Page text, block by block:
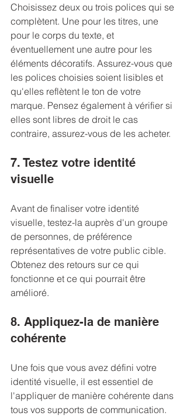
Choisissez deux ou trois polices qui se
complètent. Une pour les titres, une
pour le corps du texte, et
éventuellement une autre pour les
éléments décoratifs. Assurez-vous que
les polices choisies soient lisibles et
qu'elles reflètent le ton de votre
marque. Pensez également à vérifier si
elles sont libres de droit le cas
contraire, assurez-vous de les acheter.
7. Testez votre identité
visuelle
Avant de finaliser votre identité
visuelle, testez-la auprès d'un groupe
de personnes, de préférence
représentatives de votre public cible.
Obtenez des retours sur ce qui
fonctionne et ce qui pourrait être
amélioré.
8. Appliquez-la de manière
cohérente
Une fois que vous avez défini votre
identité visuelle, il est essentiel de
l'appliquer de manière cohérente dans
tous vos supports de communication.